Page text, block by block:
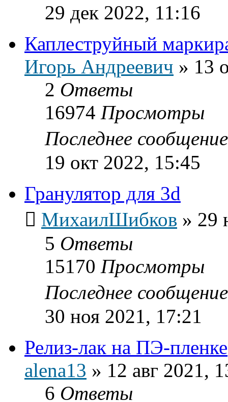
29 дек 2022, 11:16
Каплеструйный
Игорь Андреевич » 13
2 Ответы
16974 Просмотры
Последнее
19 окт 2022, 15:45
Гранулятор для 3d
МихаилШибков » 29
5 Ответы
15170 Просмотры
Последнее
30 ноя 2021, 17:21
Релиз-лак на ПЭ-пленке
alena13 » 12 авг 2021,
6 Ответы